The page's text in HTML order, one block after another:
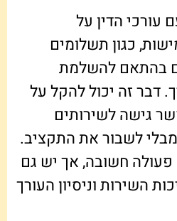
עורכי הדין על
כגון תשלומים
בהתאם להשלמת
דבר זה יכול להקל על
גישה לשירותים
לשבור את התקציב.
חשובה, אך יש גם
השירות וניסיון העורך